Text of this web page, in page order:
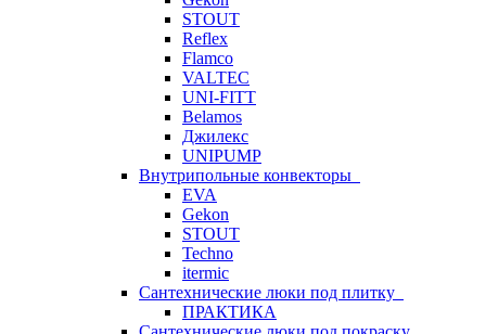
STOUT
Reflex
Flamco
VALTEC
UNI-FITT
Belamos
Джилекс
UNIPUMP
Внутрипольные конвекторы
EVA
Gekon
STOUT
Techno
itermic
Сантехнические люки под плитку
ПРАКТИКА